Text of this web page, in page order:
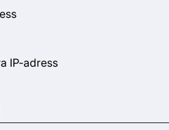
IP-adress